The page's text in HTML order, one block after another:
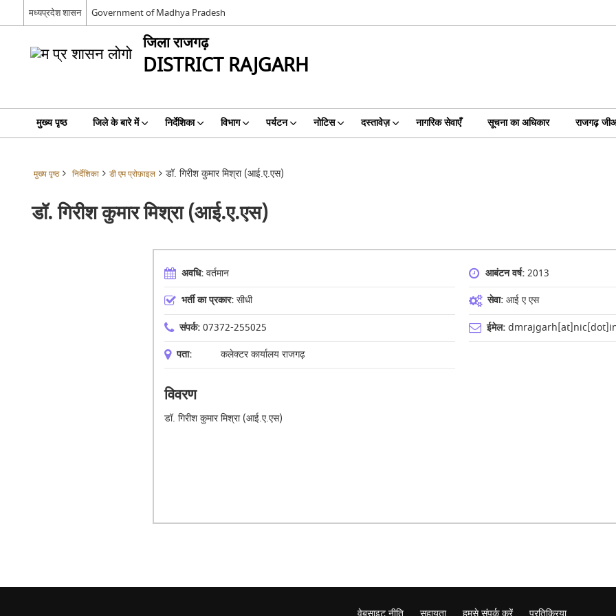
मध्यप्रदेश शासन Government of Madhya Pradesh
जिला राजगढ़
DISTRICT RAJGARH
मुख्य पृष्ठ जिले के बारे में निर्देशिका विभाग पर्यटन नोटिस दस्तावेज़ नागरिक सेवाएँ सूचना का अधिकार राजगढ़
मुख्य पृष्ठ निर्देशिका डी एम प्रोफ़ाइल डॉ. गिरीश कुमार मिश्रा (आई.ए.एस)
डॉ. गिरीश कुमार मिश्रा (आई.ए.एस)
अवधि:वर्तमान आबंटन वर्ष:2013
भर्ती का प्रकार:सीधी सेवा:आई ए एस
संपर्क:07372-255025 ईमेल:
पता:
कलेक्टर कार्यालय राजगढ़
विवरण
डॉ. गिरीश कुमार मिश्रा (आई.ए.एस)